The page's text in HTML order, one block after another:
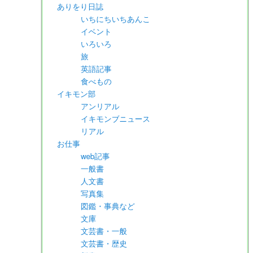
ありをり日誌
いちにちいちあんこ
イベント
いろいろ
旅
英語記事
食べもの
イキモン部
アンリアル
イキモンブニュース
リアル
お仕事
web記事
一般書
人文書
写真集
図鑑・事典など
文庫
文芸書・一般
文芸書・歴史